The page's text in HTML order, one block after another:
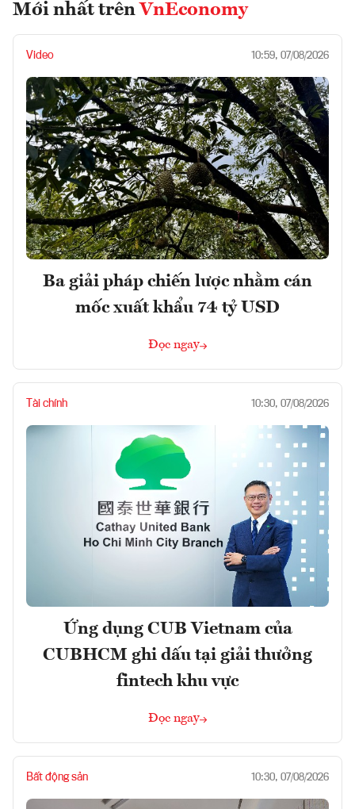
Mới nhất trên VnEconomy
Video 10:59, 07/08/2026
Ba giải pháp chiến lược nhằm cán
mốc xuất khẩu 74 tỷ USD
Đọc ngay
Tài chính 10:30, 07/08/2026
Ứng dụng CUB Vietnam của
CUBHCM ghi dấu tại giải thưởng
fintech khu vực
Đọc ngay
Bất động sản 10:30, 07/08/2026